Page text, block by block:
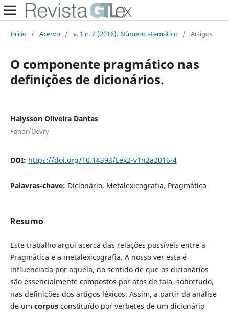
Início / Acervo / v. 1 n. 2 (2016): Número atemático / Artigos
O componente pragmático nas
definições de dicionários.
Halysson Oliveira Dantas
Fanor/Devry
DOI: https://doi.org/10.14393/Lex2-v1n2a2016-4
Palavras-chave: Dicionário, Metalexicografia, Pragmática
Resumo
Este trabalho argui acerca das relações possíveis entre a
Pragmática e a metalexicografia. A nosso ver esta é
influenciada por aquela, no sentido de que os dicionários
são essencialmente compostos por atos de fala, sobretudo,
nas definições dos artigos léxicos. Assim, a partir da análise
de um corpus constituído por verbetes de um dicionário